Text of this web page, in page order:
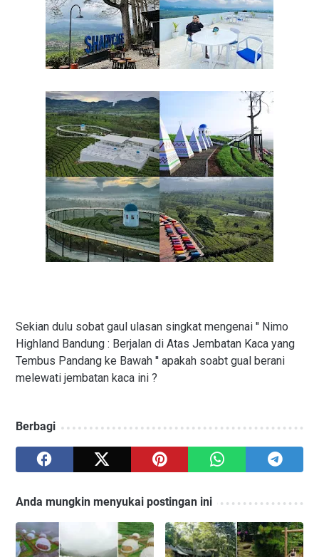
Sekian dulu sobat gaul ulasan singkat mengenai '' Nimo
Highland Bandung : Berjalan di Atas Jembatan Kaca yang
Tembus Pandang ke Bawah '' apakah soabt gual berani
melewati jembatan kaca ini ?
Berbagi
Anda mungkin menyukai postingan ini